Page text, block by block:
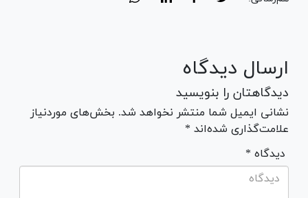
ارسال دیدگاه
دیدگاهتان را بنویسید
نشانی ایمیل شما منتشر نخواهد شد. بخش‌های موردنیاز
علامت‌گذاری شده‌اند *
* دیدگاه